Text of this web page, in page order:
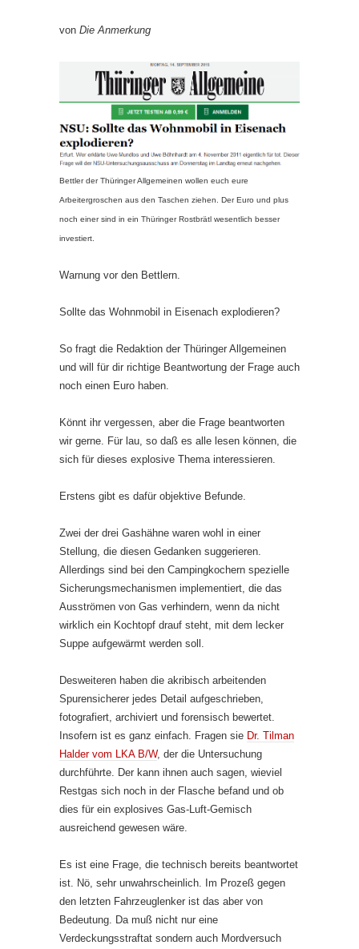
von Die Anmerkung
Bettler der Thüringer Allgemeinen wollen euch eure
Arbeitergroschen aus den Taschen ziehen. Der Euro und plus
noch einer sind in ein Thüringer Rostbrätl wesentlich besser
investiert.
Warnung vor den Bettlern.
Sollte das Wohnmobil in Eisenach explodieren?
So fragt die Redaktion der Thüringer Allgemeinen
und will für dir richtige Beantwortung der Frage auch
noch einen Euro haben.
Könnt ihr vergessen, aber die Frage beantworten
wir gerne. Für lau, so daß es alle lesen können, die
sich für dieses explosive Thema interessieren.
Erstens gibt es dafür objektive Befunde.
Zwei der drei Gashähne waren wohl in einer
Stellung, die diesen Gedanken suggerieren.
Allerdings sind bei den Campingkochern spezielle
Sicherungsmechanismen implementiert, die das
Ausströmen von Gas verhindern, wenn da nicht
wirklich ein Kochtopf drauf steht, mit dem lecker
Suppe aufgewärmt werden soll.
Desweiteren haben die akribisch arbeitenden
Spurensicherer jedes Detail aufgeschrieben,
fotografiert, archiviert und forensisch bewertet.
Insofern ist es ganz einfach. Fragen sie Dr. Tilman
Halder vom LKA B/W, der die Untersuchung
durchführte. Der kann ihnen auch sagen, wieviel
Restgas sich noch in der Flasche befand und ob
dies für ein explosives Gas-Luft-Gemisch
ausreichend gewesen wäre.
Es ist eine Frage, die technisch bereits beantwortet
ist. Nö, sehr unwahrscheinlich. Im Prozeß gegen
den letzten Fahrzeuglenker ist das aber von
Bedeutung. Da muß nicht nur eine
Verdeckungsstraftat sondern auch Mordversuch